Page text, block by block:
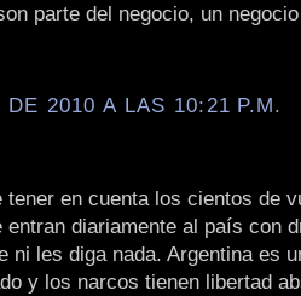
parte del negocio, un
2010 A LAS 10:21 P.M.
tener en cuenta los cientos de
entran diariamente al país con
ni les diga nada. Argentina es
y los narcos tienen libertad